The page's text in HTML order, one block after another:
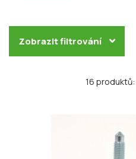
Zobrazit filtrování
16 produktů: